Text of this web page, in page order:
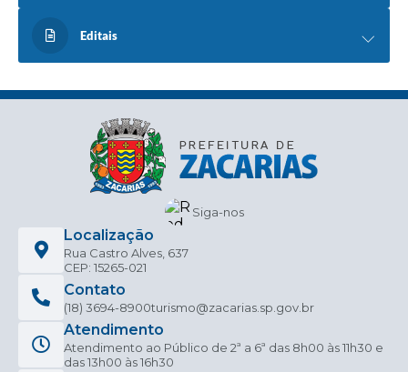
Editais
Siga-nos
Localização
Rua Castro Alves, 637
CEP: 15265-021
Contato
(18) 3694-8900turismo@zacarias.sp.gov.br
Atendimento
Atendimento ao Público de 2ª a 6ª das 8h00 às 11h30 e
das 13h00 às 16h30